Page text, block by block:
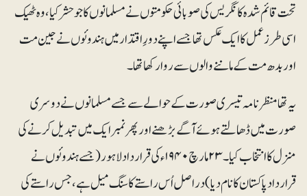
تحت قائم شدہ کانگریس کی صوبائی حکومتوں نے مسلمانوں کا جو حشر کیا، وہ ٹھیک
اسی طرز عمل کا ایک عکس تھا جسے اپنے دورِ اقتدار میں ہندوئوں نے جین مت
اور بدھ مت کے ماننے والوں سے روا رکھا تھا۔
یہ تھا منظر نامہ تیسری صورت کے حوالے سے جسے مسلمانوں نے دوسری
صورت میں ڈھالتے ہوئے آگے بڑھنے اور پھر نمبر ایک میں تبدیل کرنے کی
منزل کا انتخاب کیا۔ ۲۳ مارچ ۱۹۴۰ء کی قرارداد لاہور (جسے ہندوئوں نے
قرارداد پاکستان کا نام دیا) دراصل اُس راستے کا سنگ میل ہے، جس راستے کی